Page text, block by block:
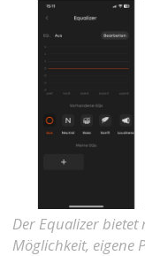
Der Equalizer
Möglichkeit, eigene